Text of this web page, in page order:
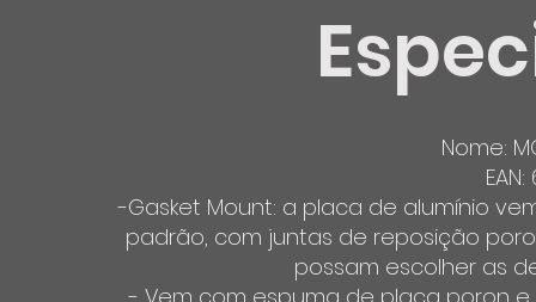
Nome:
-Gasket Mount: a placa de alumínio
padrão, com juntas de reposição
possam escolher as